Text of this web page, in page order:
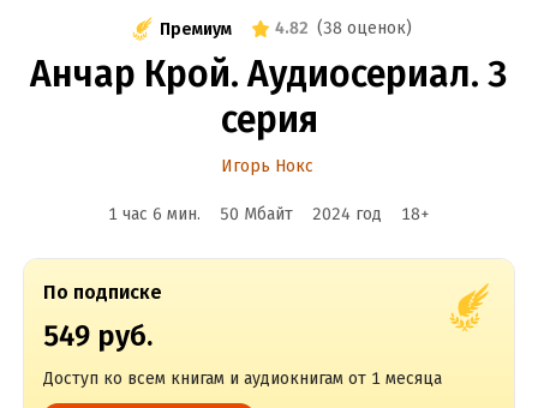
Премиум 4.82 (38 оценок)
Анчар Крой. Аудиосериал. 3
серия
Игорь Нокс
1 час 6 мин. 50 Мбайт 2024 год 18+
По подписке
549 руб.
Доступ ко всем книгам и аудиокнигам от 1 месяца